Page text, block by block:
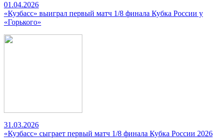
01.04.2026
«Кузбасс» выиграл первый матч 1/8 финала Кубка России у
«Горького»
31.03.2026
«Кузбасс» сыграет первый матч 1/8 финала Кубка России 2026